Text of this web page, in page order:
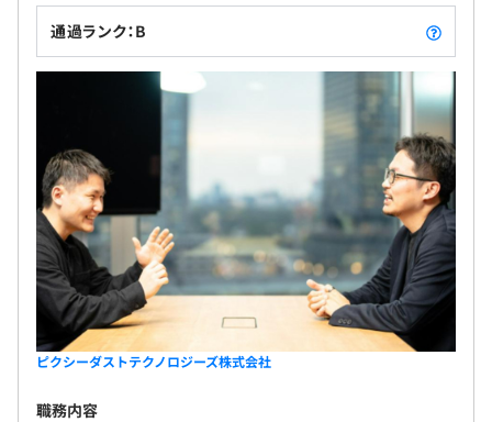
通過ランク：B
ピクシーダストテクノロジーズ株式会社
職務内容